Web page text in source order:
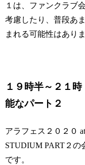
１は、ファンクラブ
考慮したり、普段あ
まれる可能性はありま
１９時半～２１
能なパート２
アラフェス２０２０
STUDIUM PART２の
です。